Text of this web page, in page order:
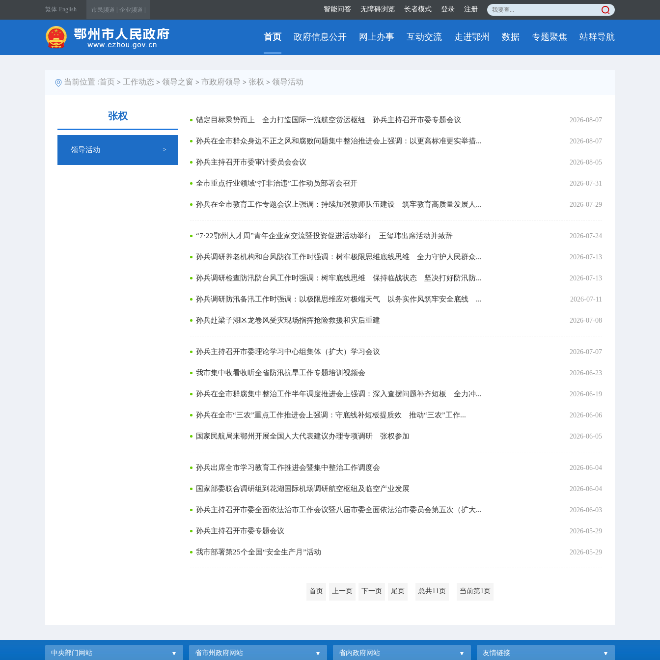
繁体 English 市民频道 | 企业频道 | 智能问答 无障碍浏览 长者模式 登录 注册
首页 政府信息公开 网上办事 互动交流 走进鄂州 数据 专题聚焦 站群导航
当前位置 :首页 > 工作动态 > 领导之窗 > 市政府领导 > 张权 > 领导活动
张权
领导活动 >
锚定目标乘势而上 全力打造国际一流航空货运枢纽 孙兵主持召开市委专题会议 2026-08-07
孙兵在全市群众身边不正之风和腐败问题集中整治推进会上强调：以更高标准更实举措... 2026-08-07
孙兵主持召开市委审计委员会会议 2026-08-05
全市重点行业领域“打非治违”工作动员部署会召开 2026-07-31
孙兵在全市教育工作专题会议上强调：持续加强教师队伍建设 筑牢教育高质量发展人... 2026-07-29
“7·22鄂州人才周”青年企业家交流暨投资促进活动举行 王玺玮出席活动并致辞 2026-07-24
孙兵调研养老机构和台风防御工作时强调：树牢极限思维底线思维 全力守护人民群众... 2026-07-13
孙兵调研检查防汛防台风工作时强调：树牢底线思维 保持临战状态 坚决打好防汛防... 2026-07-13
孙兵调研防汛备汛工作时强调：以极限思维应对极端天气 以务实作风筑牢安全底线 ... 2026-07-11
孙兵赴梁子湖区龙卷风受灾现场指挥抢险救援和灾后重建 2026-07-08
孙兵主持召开市委理论学习中心组集体（扩大）学习会议 2026-07-07
我市集中收看收听全省防汛抗旱工作专题培训视频会 2026-06-23
孙兵在全市群腐集中整治工作半年调度推进会上强调：深入查摆问题补齐短板 全力冲... 2026-06-19
孙兵在全市“三农”重点工作推进会上强调：守底线补短板提质效 推动“三农”工作... 2026-06-06
国家民航局来鄂州开展全国人大代表建议办理专项调研 张权参加 2026-06-05
孙兵出席全市学习教育工作推进会暨集中整治工作调度会 2026-06-04
国家部委联合调研组到花湖国际机场调研航空枢纽及临空产业发展 2026-06-04
孙兵主持召开市委全面依法治市工作会议暨八届市委全面依法治市委员会第五次（扩大... 2026-06-03
孙兵主持召开市委专题会议 2026-05-29
我市部署第25个全国“安全生产月”活动 2026-05-29
首页 上一页 下一页 尾页 总共11页 当前第1页
中央部门网站 省市州政府网站 省内政府网站 友情链接